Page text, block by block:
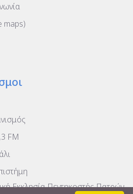
maps)
FM
Εκκλησία Πεντηκοστής Πατρών